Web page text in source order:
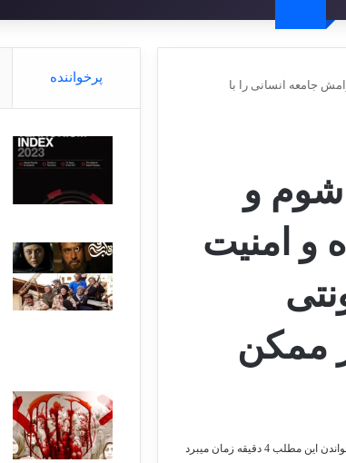
جامعه انسانی را با
شوم و
و امنیت
ممکن
این مطلب 4 دقیقه زمان میبرد
پرخواننده